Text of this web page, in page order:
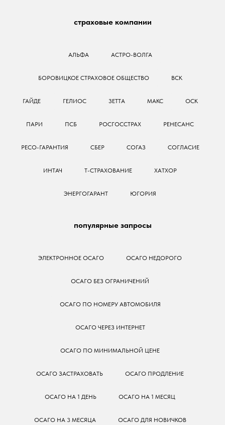
страховые компании
АЛЬФА АСТРО-ВОЛГА
БОРОВИЦКОЕ СТРАХОВОЕ ОБЩЕСТВО ВСК
ГАЙДЕ ГЕЛИОС ЗЕТТА МАКС ОСК
ПАРИ ПСБ РОСГОССТРАХ РЕНЕСАНС
РЕСО-ГАРАНТИЯ СБЕР СОГАЗ СОГЛАСИЕ
ИНТАЧ Т-СТРАХОВАНИЕ ХАТХОР
ЭНЕРГОГАРАНТ ЮГОРИЯ
популярные запросы
ЭЛЕКТРОННОЕ ОСАГО ОСАГО НЕДОРОГО
ОСАГО БЕЗ ОГРАНИЧЕНИЙ
ОСАГО ПО НОМЕРУ АВТОМОБИЛЯ
ОСАГО ЧЕРЕЗ ИНТЕРНЕТ
ОСАГО ПО МИНИМАЛЬНОЙ ЦЕНЕ
ОСАГО ЗАСТРАХОВАТЬ ОСАГО ПРОДЛЕНИЕ
ОСАГО НА 1 ДЕНЬ ОСАГО НА 1 МЕСЯЦ
ОСАГО НА 3 МЕСЯЦА ОСАГО ДЛЯ НОВИЧКОВ